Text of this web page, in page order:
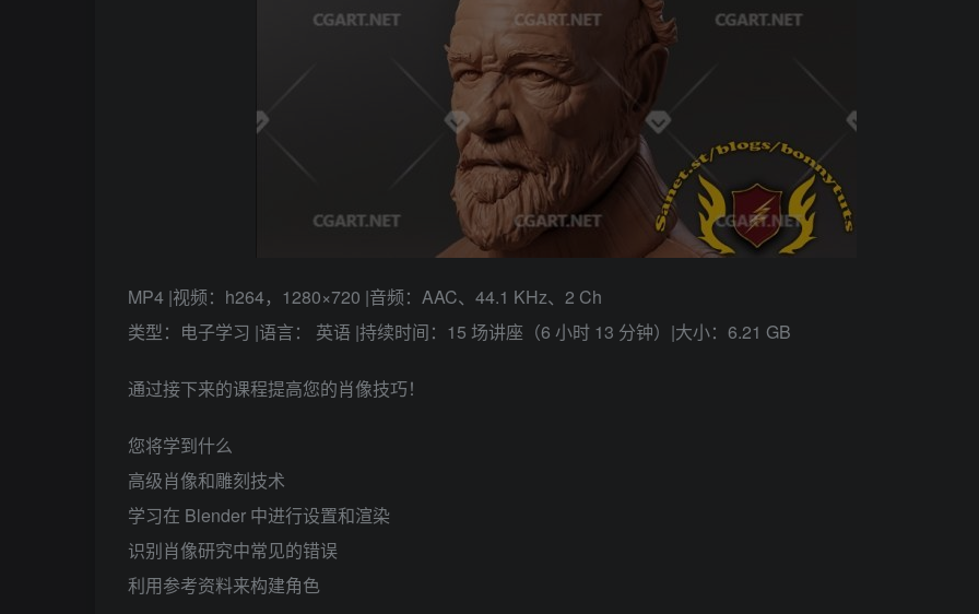
MP4 |视频：h264，1280×720 |音频：AAC、44.1 KHz、2 Ch
类型：电子学习 |语言： 英语 |持续时间：15 场讲座（6 小时 13 分钟）|大小：6.21 GB
通过接下来的课程提高您的肖像技巧！
您将学到什么
高级肖像和雕刻技术
学习在 Blender 中进行设置和渲染
识别肖像研究中常见的错误
利用参考资料来构建角色